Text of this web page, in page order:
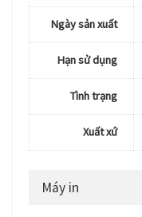
Ngày sản xuất
Hạn sử dụng
Tình trạng
Xuất xứ
Máy in